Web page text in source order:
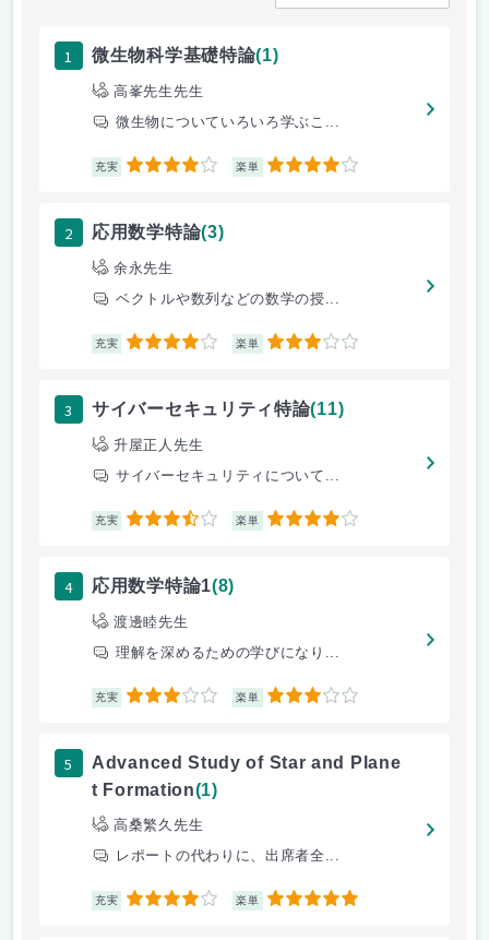
1 微生物科学基礎特論(1)
高峯先生先生
微生物についていろいろ学ぶこ...
充実 4 楽単 4
2 応用数学特論(3)
余永先生
ベクトルや数列などの数学の授...
充実 4 楽単 3
3 サイバーセキュリティ特論(11)
升屋正人先生
サイバーセキュリティについて...
充実 3.5 楽単 4
4 応用数学特論1(8)
渡邊睦先生
理解を深めるための学びになり...
充実 3 楽単 3
5
Advanced Study of Star and Plane
t Formation(1)
高桑繁久先生
レポートの代わりに、出席者全...
充実 4 楽単 5